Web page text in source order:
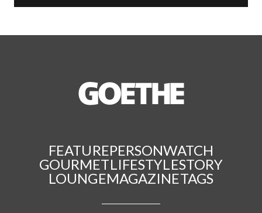
FEATUREPERSONWATCH
GOURMETLIFESTYLESTORY
LOUNGEMAGAZINETAGS